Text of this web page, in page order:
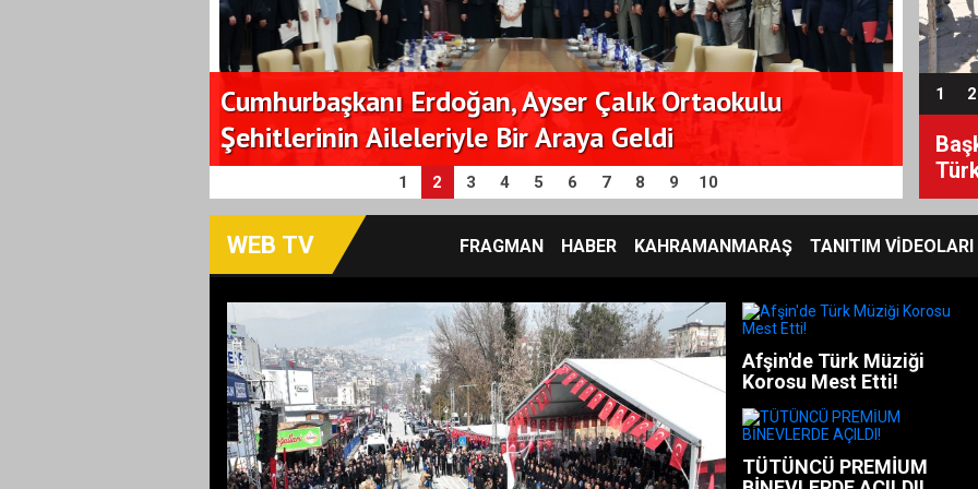
Cumhurbaşkanı Erdoğan, Ayser Çalık Ortaokulu
Şehitlerinin Aileleriyle Bir Araya Geldi
1 2 3 4 5 6 7 8 9 10
1 2
WEB TV FRAGMAN HABER KAHRAMANMARAŞ TANITIM VİDEOLARI
Afşin'de Türk Müziği
Korosu Mest Etti!
TÜTÜNCÜ PREMİUM